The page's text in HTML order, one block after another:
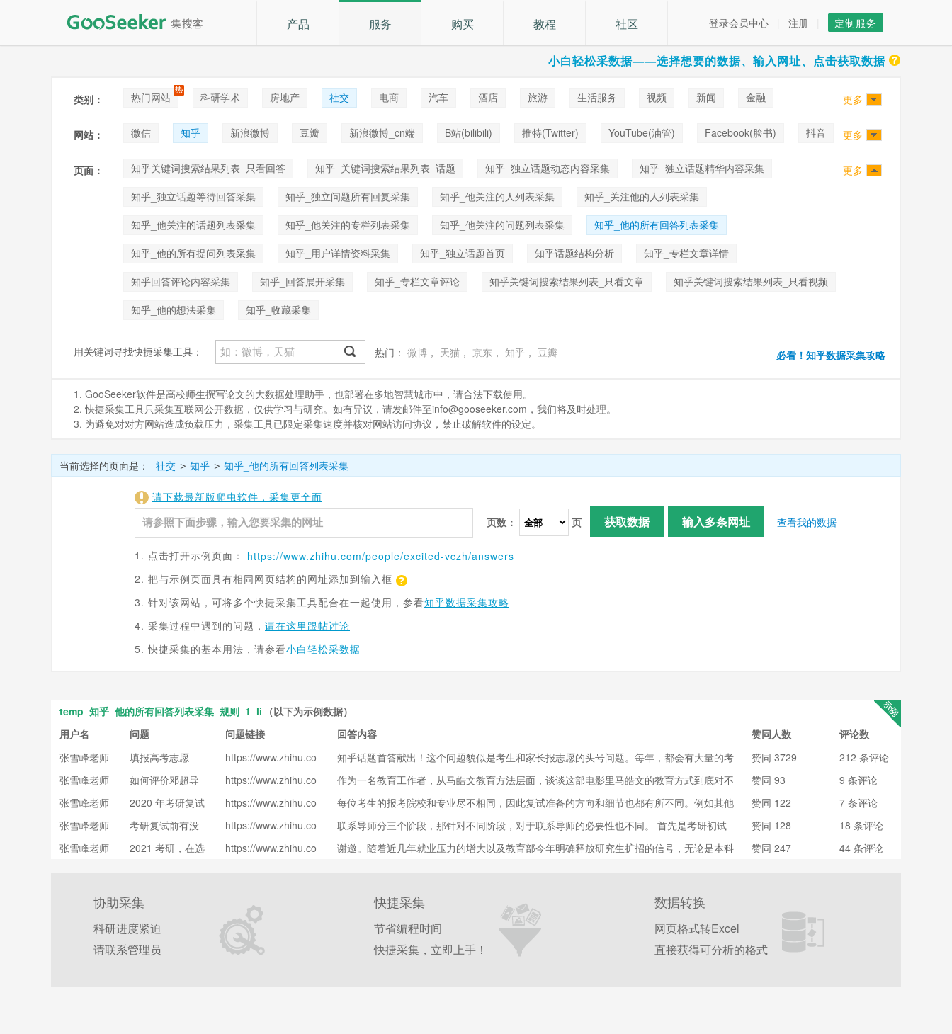
产品 服务 购买 教程 社区 登录会员中心 注册 定制服务
小白轻松采数据——选择想要的数据、输入网址、点击获取数据
类别： 热门网站 科研学术 房地产 社交 电商 汽车 酒店 旅游 生活服务 视频 新闻
金融
论坛贴吧
招聘 拍卖 音乐
更多
网站： 微信 知乎 新浪微博 豆瓣 新浪微博_cn端 B站(bilibili) 推特(Twitter) YouTube(油管) Facebook(脸书)
抖音
快手
喜马拉雅 小红书
更多
页面： 知乎关键词搜索结果列表_只看回答 知乎_关键词搜索结果列表_话题 知乎_独立话题动态内容采集
知乎_独立话题精华内容采集
知乎_独立话题等待回答采集
知乎_独立问题所有回复采集 知乎_他关注的人列表采集
知乎_关注他的人列表采集
知乎_他关注的话题列表采集
知乎_他关注的专栏列表采集 知乎_他关注的问题列表采集
知乎_他的所有回答列表采集
知乎_他的所有提问列表采集
知乎_用户详情资料采集 知乎_独立话题首页 知乎话题结构分析
知乎_专栏文章详情
知乎回答评论内容采集
知乎_回答展开采集 知乎_专栏文章评论 知乎关键词搜索结果列表_只看文章
知乎关键词搜索结果列表_只看视频
知乎_他的想法采集
知乎_收藏采集
更多
用关键词寻找快捷采集工具： 热门： 微博 ， 天猫 ， 京东 ， 知乎 ， 豆瓣 必看！知乎数据采集攻略
1. GooSeeker软件是高校师生撰写论文的大数据处理助手，也部署在多地智慧城市中，请合法下载使用。
2. 快捷采集工具只采集互联网公开数据，仅供学习与研究。如有异议，请发邮件至info@gooseeker.com，我们将及时处理。
3. 为避免对对方网站造成负载压力，采集工具已限定采集速度并核对网站访问协议，禁止破解软件的设定。
当前选择的页面是： 社交 > 知乎 > 知乎_他的所有回答列表采集
请下载最新版爬虫软件，采集更全面
页数：
页 获取数据 输入多条网址 查看我的数据
1. 点击打开示例页面： https://www.zhihu.com/people/excited-vczh/answers
2. 把与示例页面具有相同网页结构的网址添加到输入框
3. 针对该网站，可将多个快捷采集工具配合在一起使用，参看知乎数据采集攻略
4. 采集过程中遇到的问题， 请在这里跟帖讨论
5. 快捷采集的基本用法，请参看小白轻松采数据
temp_知乎_他的所有回答列表采集_规则_1_li （以下为示例数据）
用户名
问题 问题链接 回答内容 赞同人数
评论数
张雪峰老师
填报高考志愿
时，好学校、好
专业和好城市之
间该怎么选择
https://www.zhihu.co
uestion/329378948/a
nswer/722855025
知乎话题首答献出！这个问题貌似是考生和家长报志愿的头号问题。每年，都会有大量的考
生和家长向我咨询相关问题，下面说说我个人的看法。 报志愿三大致命误区，考生和家长
切忌！ 致命误区1-盲目跟风选专业 现在很多年…
​赞同 3729
212 条评论
张雪峰老师
如何评价邓超导
演新电影《银河
补习班》？
https://www.zhihu.co
uestion/307906704/a
nswer/753347561
作为一名教育工作者，从马皓文教育方法层面，谈谈这部电影里马皓文的教育方式到底对不
对？ 我们平时总说家长是孩子最好的老师，这句话我们说的多，做的却没有那么多，或者
很多做法可能是不对的。一个学校一个班级前几名就那么几个人，但是当自己的孩子在成绩
上是落后的时候，作为家长该怎么办一直是很多家长所头疼的问题。《银河补习班》这部电
​赞同 93
9 条评论
张雪峰老师
2020 年考研复试
如何准备，有哪
些需要注意的事
项？
https://www.zhihu.co
uestion/362369701/a
nswer/1026736656
每位考生的报考院校和专业尽不相同，因此复试准备的方向和细节也都有所不同。例如其他
答主所写要准备的英文介绍信对于一个古汉语专业的同学来说可能有些顾此失彼了。 首
先，我们要知道复试一般考察哪些内容。对于大部分院校和大部分专业的考生来说，会经历
英语的口语（一般以对话的形式）、英语听力、专业课的笔试以及面试四部分的内容。很多
​赞同 122
7 条评论
张雪峰老师
考研复试前有没
有必要提前联系
导师呢？
https://www.zhihu.co
uestion/40550225/an
联系导师分三个阶段，那针对不同阶段，对于联系导师的必要性也不同。 首先是考研初试
前期，主要是准备阶段。同学们要是确定了院校之后，先自行去学校官网查询报考专业的导
师情况，然后针对性的去了解他们的著作、学术文章等情况，学习时间充裕的情况下（或是
​赞同 128
18 条评论
张雪峰老师
2021 考研，在选
坑」专业？
https://www.zhihu.co
谢邀。随着近几年就业压力的增大以及教育部今年明确释放研究生扩招的信号，无论是本科
​赞同 247 44 条评论
协助采集
科研进度紧迫
请联系管理员
快捷采集
节省编程时间
快捷采集，立即上手！
数据转换
网页格式转Excel
直接获得可分析的格式